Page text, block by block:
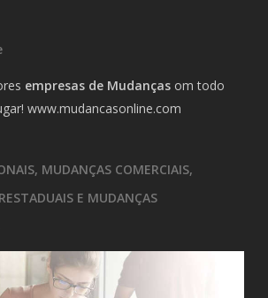
empresas de Mudançasom todo
www.mudancasonline.com
MUDANÇAS COMERCIAIS,
E MUDANÇAS